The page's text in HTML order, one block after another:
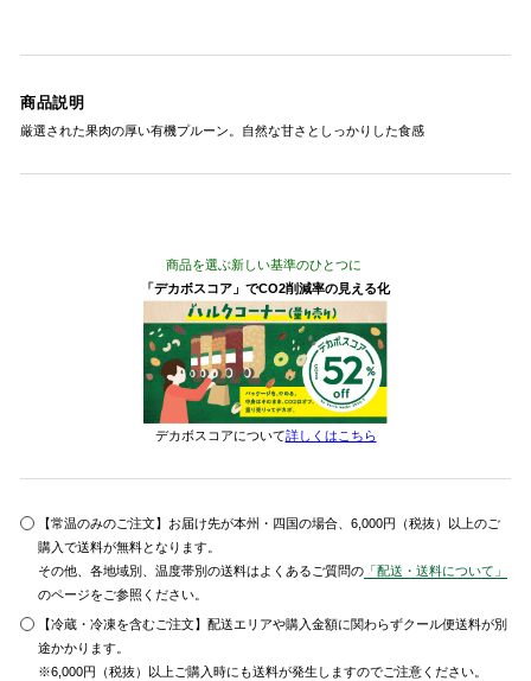
商品説明
厳選された果肉の厚い有機プルーン。自然な甘さとしっかりした食感
商品を選ぶ新しい基準のひとつに
「デカボスコア」でCO2削減率の見える化
デカボスコアについて詳しくはこちら
【常温のみのご注文】お届け先が本州・四国の場合、6,000円（税抜）以上のご
購入で送料が無料となります。
その他、各地域別、温度帯別の送料はよくあるご質問の 「配送・送料について」
のページをご参照ください。
【冷蔵・冷凍を含むご注文】配送エリアや購入金額に関わらずクール便送料が別
途かかります。
※6,000円（税抜）以上ご購入時にも送料が発生しますのでご注意ください。